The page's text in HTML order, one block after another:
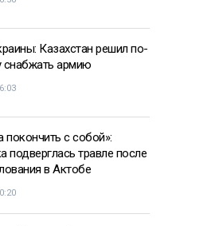
Казахстан решил по-
снабжать армию
покончить с собой»:
подверглась травле после
в Актобе